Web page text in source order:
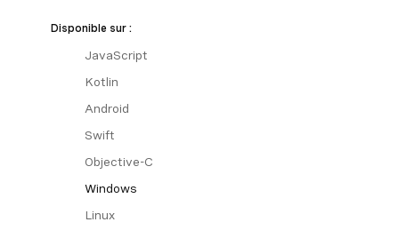
Disponible sur :
JavaScript
Kotlin
Android
Swift
Objective-C
Windows
Linux